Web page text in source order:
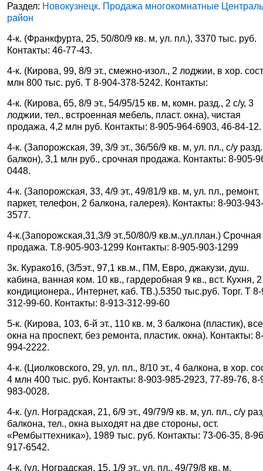
Раздел: Новокузнецк. Продажа многокомнатные
район
4-к. (Франкфурта, 25, 50/80/9 кв. м, ул. пл.), 3370 тыс. руб.
Контакты: 46-77-43.
4-к. (Кирова, 99, 8/9 эт., смежно-изол., 2 лоджии, в хор.
млн 800 тыс. руб. Т 8-904-378-5242. Контакты:
4-к. (Кирова, 65, 8/9 эт., 54/95/15 кв. м, комн. разд., 2 с/у, 3
лоджии, тел., встроенная мебель, пласт. окна), чистая
продажа, 4,2 млн руб. Контакты: 8-905-964-6903, 46-84-12.
4-к. (Запорожская, 39, 3/9 эт., 36/56/9 кв. м, ул. пл., с/у
балкон), 3,1 млн руб., срочная продажа. Контакты: 8-905-
0448.
4-к. (Запорожская, 33, 4/9 эт., 49/81/9 кв. м, ул. пл., ремонт,
паркет, телефон, 2 балкона, галерея). Контакты: 8-903-
3577.
4-к.(Запорожская,31,3/9 эт.,50/80/9 кв.м.,ул.план.) Срочная
продажа. Т.8-905-903-1299 Контакты: 8-905-903-1299
3к. Курако16, (3/5эт., 97,1 кв.м., ПМ, Евро, джакузи, душ.
кабина, ванная ком. 10 кв., гардеробная 9 кв., вст. Кухня, 2
кондиционера., Интернет, каб. ТВ.).5350 тыс.руб. Торг. Т
312-99-60. Контакты: 8-913-312-99-60
5-к. (Кирова, 103, 6-й эт., 110 кв. м, 3 балкона (пластик), все
окна на проспект, без ремонта, пластик. окна). Контакты:
994-2222.
4-к. (Циолковского, 29, ул. пл., 8/10 эт., 4 балкона, в хор.
4 млн 400 тыс. руб. Контакты: 8-903-985-2923, 77-89-76, 8-
983-0028.
4-к. (ул. Ноградская, 21, 6/9 эт., 49/79/9 кв. м, ул. пл., с/у
балкона, тел., окна выходят на две стороны, ост.
«Рембыттехника»), 1989 тыс. руб. Контакты: 73-06-35, 8-
917-6542.
4-к. (ул. Ноградская, 15, 1/9 эт., ул. пл., 49/79/8 кв. м,